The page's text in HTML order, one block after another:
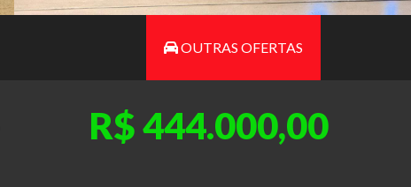
OUTRAS OFERTAS
R$ 444.000,00